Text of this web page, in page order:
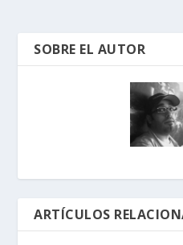
SOBRE EL AUTOR
ARTÍCULOS